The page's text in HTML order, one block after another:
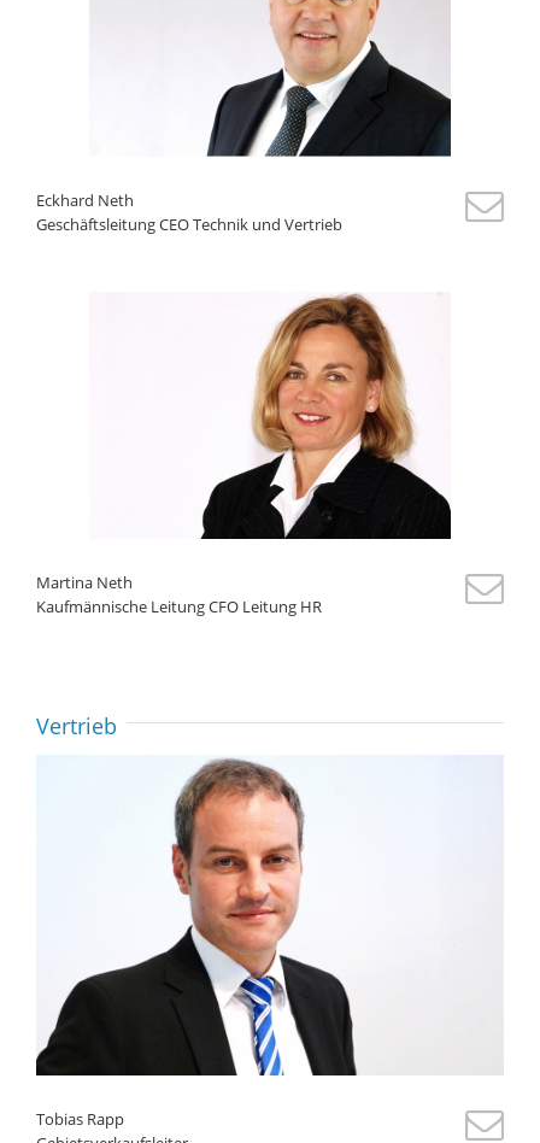
Eckhard Neth
Geschäftsleitung CEO Technik und Vertrieb
Martina Neth
Kaufmännische Leitung CFO Leitung HR
Vertrieb
Tobias Rapp